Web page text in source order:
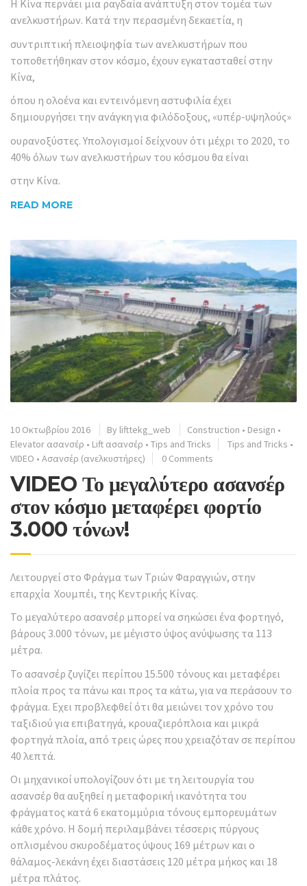
Η Κίνα περνάει μια ραγδαία ανάπτυξη στον τομέα των
ανελκυστήρων. Κατά την περασμένη δεκαετία, η
συντριπτική πλειοψηφία των ανελκυστήρων που
τοποθετήθηκαν στον κόσμο, έχουν εγκατασταθεί στην
Κίνα,
όπου η ολοένα και εντεινόμενη αστυφιλία έχει
δημιουργήσει την ανάγκη για φιλόδοξους, «υπέρ-υψηλούς»
ουρανοξύστες. Υπολογισμοί δείχνουν ότι μέχρι το 2020, το
40% όλων των ανελκυστήρων του κόσμου θα είναι
στην Κίνα.
READ MORE
10 Οκτωβρίου 2016 By lifttekg_web Construction • Design •
Elevator ασανσέρ • Lift ασανσέρ • Tips and Tricks Tips and Tricks •
VIDEO • Ασανσέρ (ανελκυστήρες) 0 Comments
VIDEO Το μεγαλύτερο ασανσέρ
στον κόσμο μεταφέρει φορτίο
3.000 τόνων!
Λειτουργεί στο Φράγμα των Τριών Φαραγγιών, στην
επαρχία Χουμπέι, της Κεντρικής Κίνας.
Το μεγαλύτερο ασανσέρ μπορεί να σηκώσει ένα φορτηγό,
βάρους 3.000 τόνων, με μέγιστο ύψος ανύψωσης τα 113
μέτρα.
Το ασανσέρ ζυγίζει περίπου 15.500 τόνους και μεταφέρει
πλοία προς τα πάνω και προς τα κάτω, για να περάσουν το
φράγμα. Εχει προβλεφθεί ότι θα μειώνει τον χρόνο του
ταξιδιού για επιβατηγά, κρουαζιερόπλοια και μικρά
φορτηγά πλοία, από τρεις ώρες που χρειαζόταν σε περίπου
40 λεπτά.
Οι μηχανικοί υπολογίζουν ότι με τη λειτουργία του
ασανσέρ θα αυξηθεί η μεταφορική ικανότητα του
φράγματος κατά 6 εκατομμύρια τόνους εμπορευμάτων
κάθε χρόνο. Η δομή περιλαμβάνει τέσσερις πύργους
οπλισμένου σκυροδέματος ύψους 169 μέτρων και ο
θάλαμος-λεκάνη έχει διαστάσεις 120 μέτρα μήκος και 18
μέτρα πλάτος.